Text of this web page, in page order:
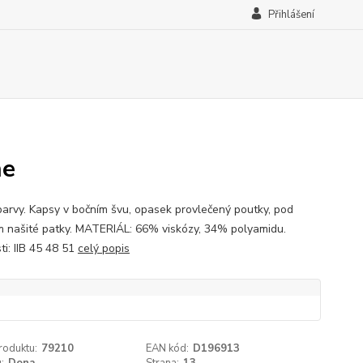
Přihlášení
Kapsy v bočním švu, opasek provlečený poutky, pod
našité patky. MATERIÁL: 66% viskózy, 34% polyamidu.
IIB 45 48 51 celý popis
79210 EAN kód: D196913